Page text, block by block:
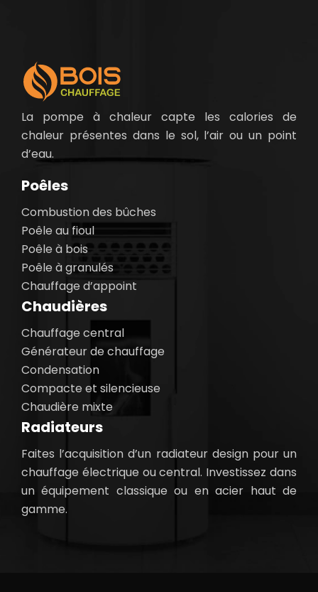
La pompe à chaleur capte les calories de
chaleur présentes dans le sol, l’air ou un point
d’eau.
Poêles
Combustion des bûches
Poêle au fioul
Poêle à bois
Poêle à granulés
Chauffage d’appoint
Chaudières
Chauffage central
Générateur de chauffage
Condensation
Compacte et silencieuse
Chaudière mixte
Radiateurs
Faites l’acquisition d’un radiateur design pour un
chauffage électrique ou central. Investissez dans
un équipement classique ou en acier haut de
gamme.